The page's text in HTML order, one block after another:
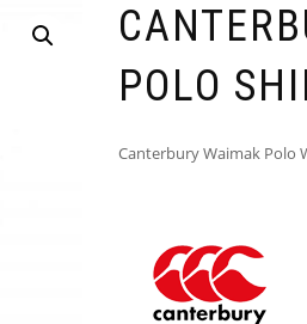
POLO
Canterbury Waimak Polo